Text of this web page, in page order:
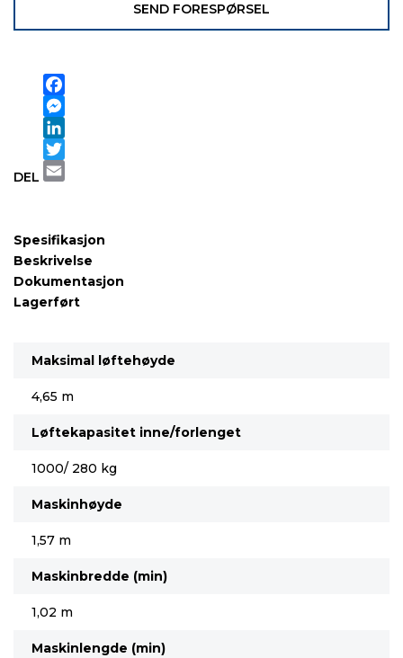
SEND FORESPØRSEL
DEL
Facebook
Messenger
LinkedIn
Twitter
Spesifikasjon
Beskrivelse
Dokumentasjon
Lagerført
Maksimal løftehøyde
4,65 m
Løftekapasitet inne/forlenget
1000/ 280 kg
Maskinhøyde
1,57 m
Maskinbredde (min)
1,02 m
Maskinlengde (min)